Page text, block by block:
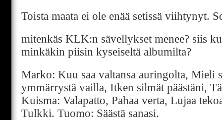
Toista maata ei ole enää setissä viihtynyt.
mitenkäs KLK:n sävellykset menee? siis
minkäkin piisin kyseiseltä albumilta?
Marko: Kuu saa valtansa auringolta, Mieli
ymmärrystä vailla, Itken silmät päästäni,
Kuisma: Valapatto, Pahaa verta, Lujaa
Tulkki. Tuomo: Säästä sanasi.